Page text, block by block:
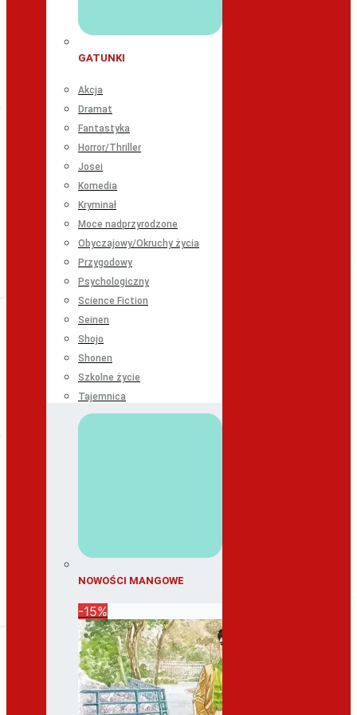
GATUNKI
Akcja
Dramat
Fantastyka
Horror/Thriller
Josei
Komedia
Kryminał
Moce nadprzyrodzone
Obyczajowy/Okruchy życia
Przygodowy
Psychologiczny
Science Fiction
Seinen
Shojo
Shonen
Szkolne życie
Tajemnica
NOWOŚCI MANGOWE
-15%